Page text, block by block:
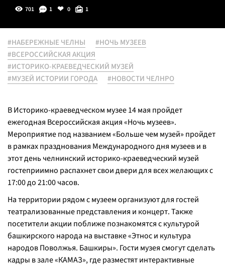
701 1 0 1
#НАБЕРЕЖНЫЕ ЧЕЛНЫ
#НОЧЬ МУЗЕЕВ
#ВСЕРОССИЙСКАЯ АКЦИЯ
#ИСТОРИКО-КРАЕВЕДЧЕСКИЙ МУЗЕЙ
#МУЗЕЙ ИСТОРИИ ГОРОДА
#НОВОСТИ ЧЕЛНРО
В Историко-краеведческом музее 14 мая пройдет
ежегодная Всероссийская акция «Ночь музеев».
Мероприятие под названием «Больше чем музей» пройдет
в рамках празднования Международного дня музеев и в
этот день челнинский историко-краеведческий музей
гостеприимно распахнет свои двери для всех желающих с
17:00 до 21:00 часов.
На территории рядом с музеем организуют для гостей
театрализованные представления и концерт. Также
посетители акции поближе познакомятся с культурой
башкирского народа на выставке «Этнос и культура
народов Поволжья. Башкиры». Гости музея смогут сделать
кадры в зале «КАМАЗ», где разместят интерактивные